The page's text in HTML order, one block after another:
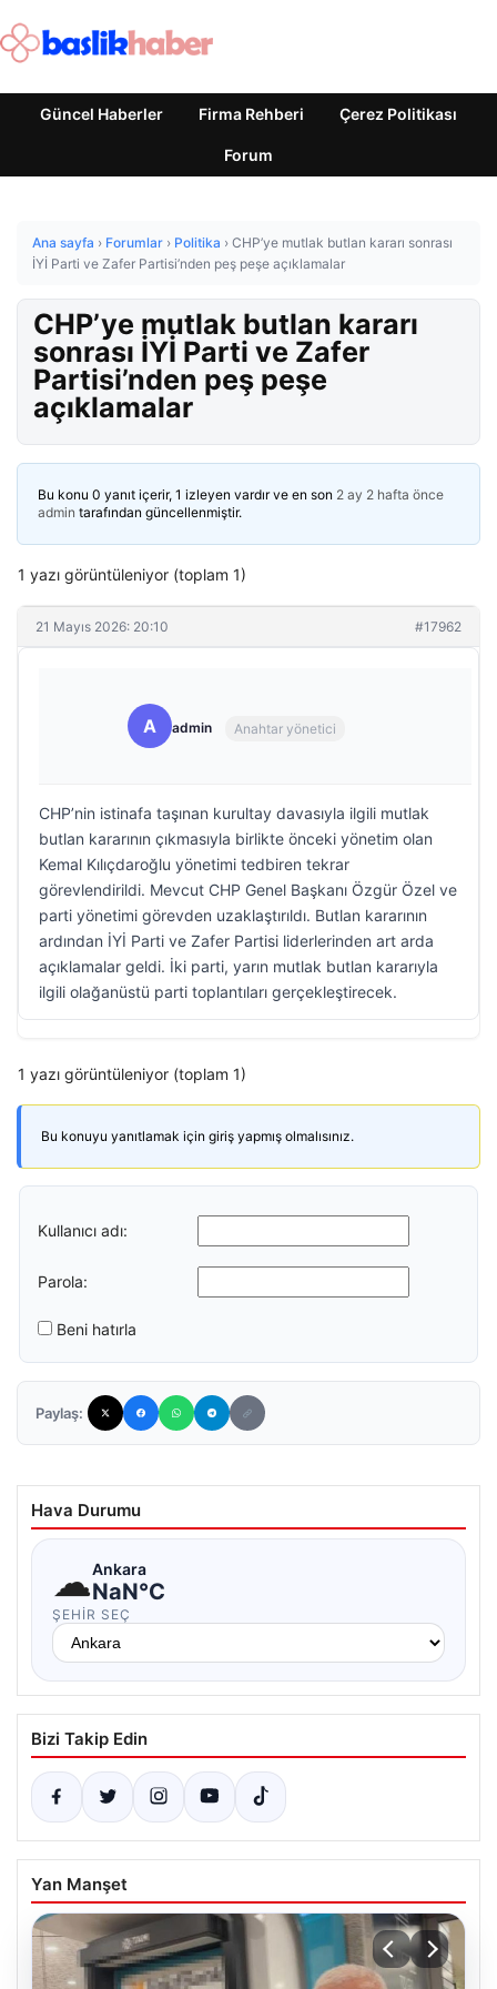
Güncel Haberler Firma Rehberi Çerez Politikası
Forum
Ana sayfa › Forumlar › Politika › CHP’ye mutlak butlan kararı sonrası
İYİ Parti ve Zafer Partisi’nden peş peşe açıklamalar
CHP’ye mutlak butlan kararı
sonrası İYİ Parti ve Zafer
Partisi’nden peş peşe
açıklamalar
Bu konu 0 yanıt içerir, 1 izleyen vardır ve en son 2 ay 2 hafta önce
admin tarafından güncellenmiştir.
1 yazı görüntüleniyor (toplam 1)
21 Mayıs 2026: 20:10 #17962
A admin Anahtar yönetici
CHP’nin istinafa taşınan kurultay davasıyla ilgili mutlak
butlan kararının çıkmasıyla birlikte önceki yönetim olan
Kemal Kılıçdaroğlu yönetimi tedbiren tekrar
görevlendirildi. Mevcut CHP Genel Başkanı Özgür Özel ve
parti yönetimi görevden uzaklaştırıldı. Butlan kararının
ardından İYİ Parti ve Zafer Partisi liderlerinden art arda
açıklamalar geldi. İki parti, yarın mutlak butlan kararıyla
ilgili olağanüstü parti toplantıları gerçekleştirecek.
1 yazı görüntüleniyor (toplam 1)
Bu konuyu yanıtlamak için giriş yapmış olmalısınız.
Kullanıcı adı:
Parola:
Beni hatırla
Paylaş:
Hava Durumu
☁Ankara
NaN°C
ŞEHIR SEÇ
Bizi Takip Edin
Yan Manşet